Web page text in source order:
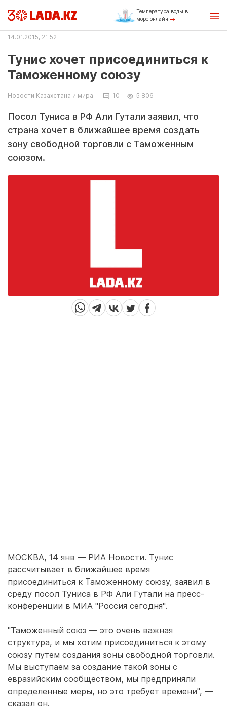
Температура воды в
море онлайн
14.01.2015, 21:52
Тунис хочет присоединиться к
Таможенному союзу
Новости Казахстана и мира 10 5 806
Посол Туниса в РФ Али Гутали заявил, что
страна хочет в ближайшее время создать
зону свободной торговли с Таможенным
союзом.
МОСКВА, 14 янв — РИА Новости. Тунис
рассчитывает в ближайшее время
присоединиться к Таможенному союзу, заявил в
среду посол Туниса в РФ Али Гутали на пресс-
конференции в МИА "Россия сегодня".
"Таможенный союз — это очень важная
структура, и мы хотим присоединиться к этому
союзу путем создания зоны свободной торговли.
Мы выступаем за создание такой зоны с
евразийским сообществом, мы предприняли
определенные меры, но это требует времени", —
сказал он.